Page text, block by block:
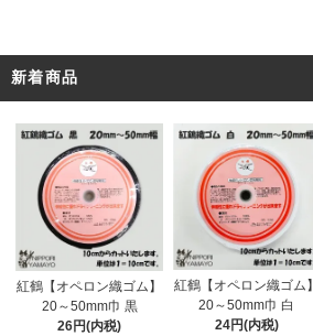
新着商品
紅鶴【オペロン織ゴム】
20～50mm巾 黒
26円(内税)
紅鶴【オペロン織ゴム】
20～50mm巾 白
24円(内税)